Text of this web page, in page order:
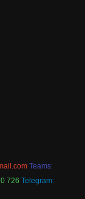
Teams:
726 Telegram: